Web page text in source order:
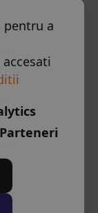
TARI
pentru a
Parteneri